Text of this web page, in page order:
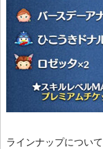
ラインナップについ